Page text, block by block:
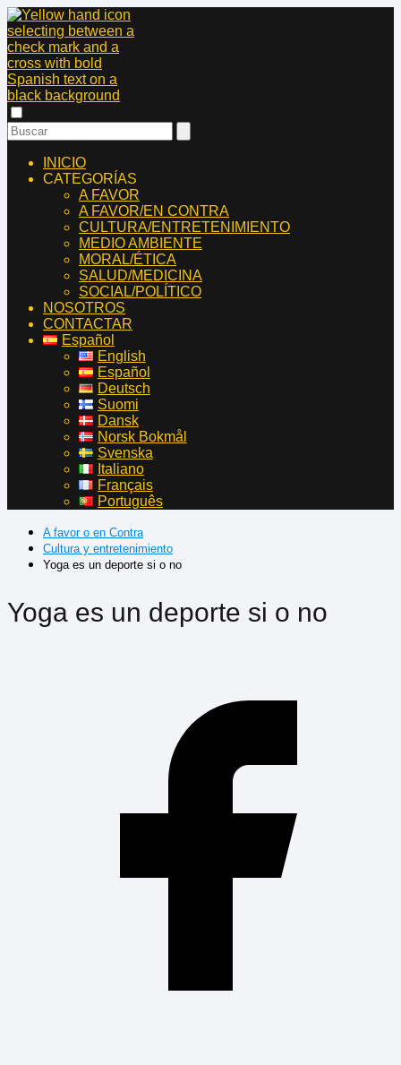
INICIO
CATEGORÍAS
A FAVOR
A FAVOR/EN CONTRA
CULTURA/ENTRETENIMIENTO
MEDIO AMBIENTE
MORAL/ÉTICA
SALUD/MEDICINA
SOCIAL/POLÍTICO
NOSOTROS
CONTACTAR
Español
English
Español
Deutsch
Suomi
Dansk
Norsk Bokmål
Svenska
Italiano
Français
Português
A favor o en Contra
Cultura y entretenimiento
Yoga es un deporte si o no
Yoga es un deporte si o no